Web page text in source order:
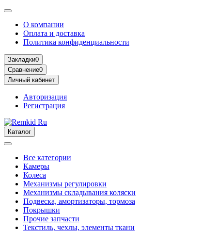
О компании
Оплата и доставка
Политика конфиденциальности
Закладки0
Сравнение0
Личный кабинет
Авторизация
Регистрация
Каталог
Все категории
Камеры
Колеса
Механизмы регулировки
Механизмы складывания коляски
Подвеска, амортизаторы, тормоза
Покрышки
Прочие запчасти
Текстиль, чехлы, элементы ткани